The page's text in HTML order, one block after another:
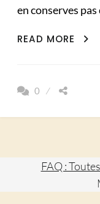
en conserves
READ MORE
0
FAQ :